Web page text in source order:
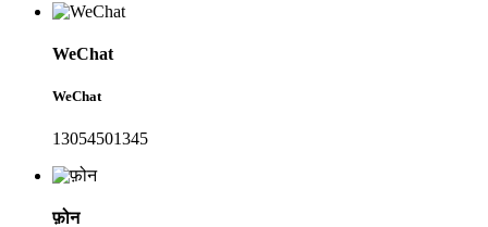
WeChat
WeChat
13054501345
फ़ोन